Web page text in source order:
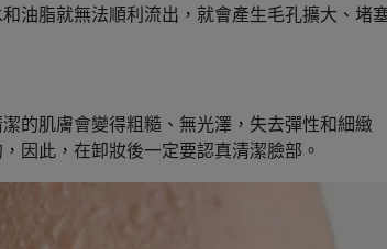
油脂就無法順利流出，就會產生毛孔擴大、堵
的肌膚會變得粗糙、無光澤，失去彈性和細緻
因此，在卸妝後一定要認真清潔臉部。